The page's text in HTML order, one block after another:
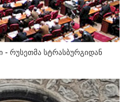
- რუსეთმა სტრასბურგიდან